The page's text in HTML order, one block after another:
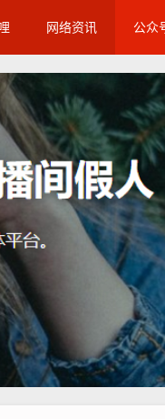
网络资讯 公众